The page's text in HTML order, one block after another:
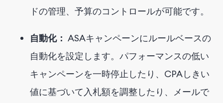
ドの管理、予算のコントロールが可能です。
自動化： ASAキャンペーンにルールベースの
自動化を設定します。パフォーマンスの低い
キャンペーンを一時停止したり、CPAしきい
値に基づいて入札額を調整したり、メールで